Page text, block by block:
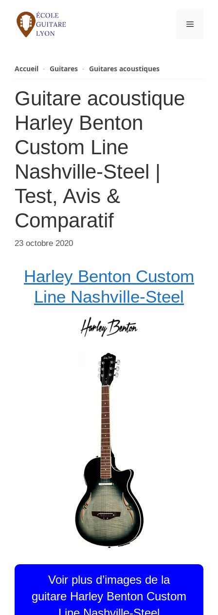
contenu
Menu
Accueil - Guitares - Guitares acoustiques
Guitare acoustique
Harley Benton
Custom Line
Nashville-Steel |
Test, Avis &
Comparatif
23 octobre 2020
Harley Benton Custom
Line Nashville-Steel
Voir plus d’images de la
guitare Harley Benton Custom